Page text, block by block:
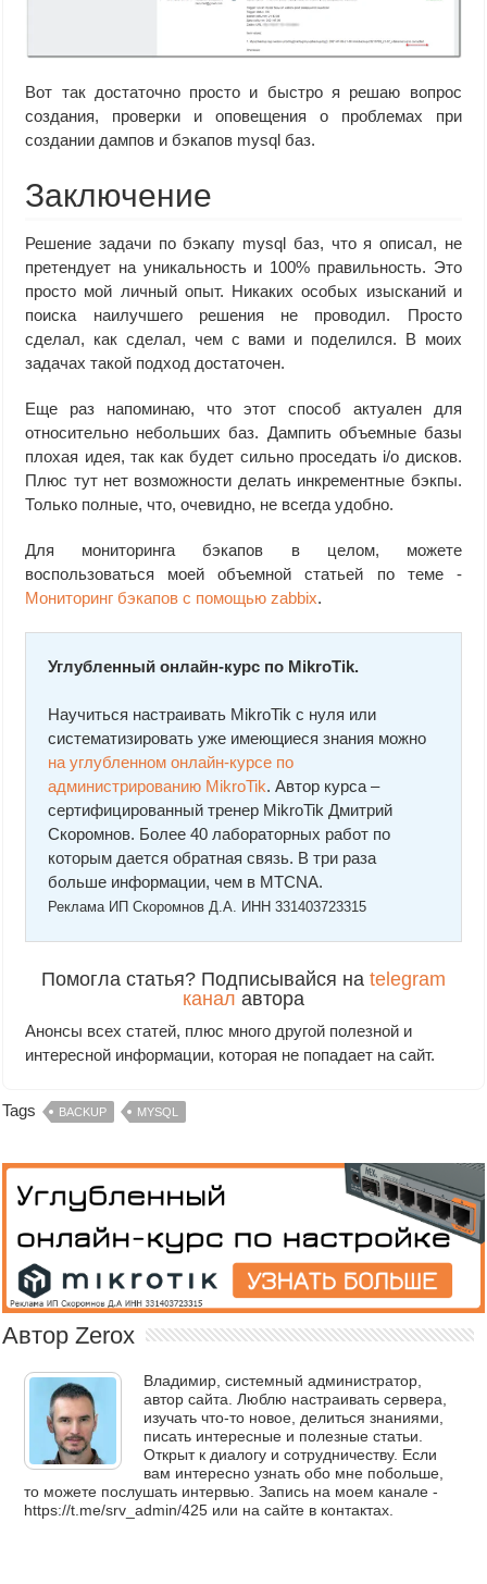
Вот так достаточно просто и быстро я решаю вопрос
создания, проверки и оповещения о проблемах при
создании дампов и бэкапов mysql баз.
Заключение
Решение задачи по бэкапу mysql баз, что я описал, не
претендует на уникальность и 100% правильность. Это
просто мой личный опыт. Никаких особых изысканий и
поиска наилучшего решения не проводил. Просто
сделал, как сделал, чем с вами и поделился. В моих
задачах такой подход достаточен.
Еще раз напоминаю, что этот способ актуален для
относительно небольших баз. Дампить объемные базы
плохая идея, так как будет сильно проседать i/o дисков.
Плюс тут нет возможности делать инкрементные бэкпы.
Только полные, что, очевидно, не всегда удобно.
Для мониторинга бэкапов в целом, можете
воспользоваться моей объемной статьей по теме -
Мониторинг бэкапов с помощью zabbix.
Углубленный онлайн-курс по MikroTik.
Научиться настраивать MikroTik с нуля или
систематизировать уже имеющиеся знания можно
на углубленном онлайн-курcе по
администрированию MikroTik. Автор курcа –
сертифицированный тренер MikroTik Дмитрий
Скоромнов. Более 40 лабораторных работ по
которым дается обратная связь. В три раза
больше информации, чем в MTCNA.
Реклама ИП Скоромнов Д.А. ИНН 331403723315
Помогла статья? Подписывайся на telegram
канал автора
Анонсы всех статей, плюс много другой полезной и
интересной информации, которая не попадает на сайт.
Tags BACKUP MYSQL
Автор Zerox
Владимир, системный администратор,
автор сайта. Люблю настраивать сервера,
изучать что-то новое, делиться знаниями,
писать интересные и полезные статьи.
Открыт к диалогу и сотрудничеству. Если
вам интересно узнать обо мне побольше,
то можете послушать интервью. Запись на моем канале -
https://t.me/srv_admin/425 или на сайте в контактах.